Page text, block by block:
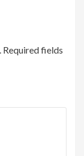
Required fields